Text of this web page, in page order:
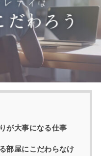
が大事になる仕事
部屋にこだわらなけ